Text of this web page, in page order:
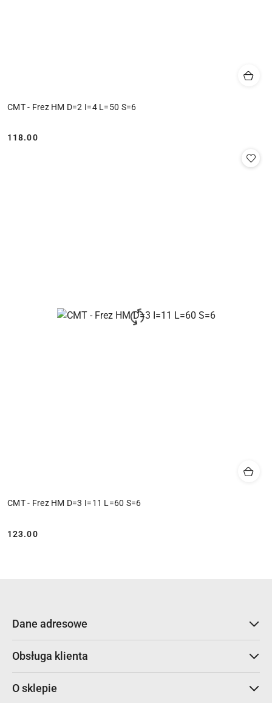
CMT - Frez HM D=2 I=4 L=50 S=6
Cena:
118.00
CMT - Frez HM D=3 I=11 L=60 S=6
Cena:
123.00
Dane adresowe
Obsługa klienta
O sklepie